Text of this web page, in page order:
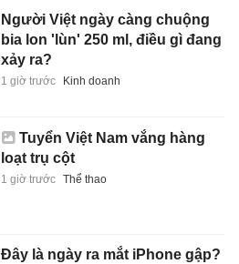
Người Việt ngày càng chuộng
bia lon 'lùn' 250 ml, điều gì đang
xảy ra?
1 giờ trước Kinh doanh
Tuyển Việt Nam vắng hàng
loạt trụ cột
1 giờ trước Thể thao
Đây là ngày ra mắt iPhone gập?